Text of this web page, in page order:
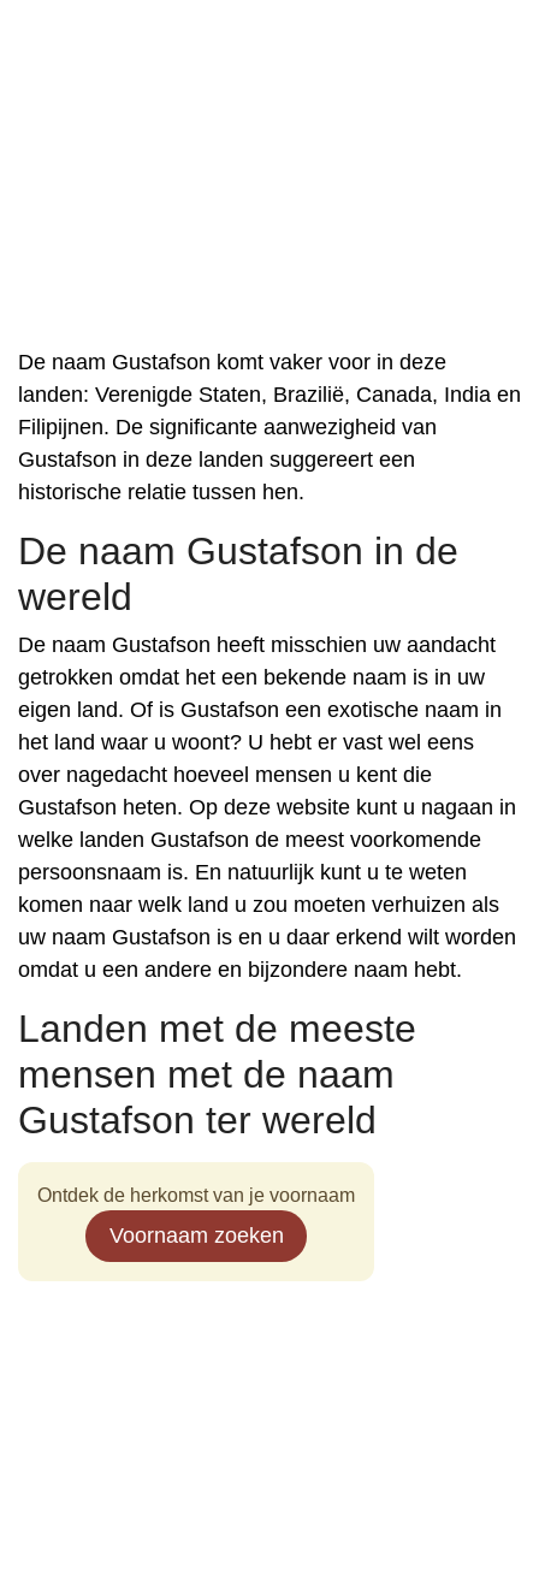
De naam Gustafson komt vaker voor in deze
landen: Verenigde Staten, Brazilië, Canada, India en
Filipijnen. De significante aanwezigheid van
Gustafson in deze landen suggereert een
historische relatie tussen hen.
De naam Gustafson in de
wereld
De naam Gustafson heeft misschien uw aandacht
getrokken omdat het een bekende naam is in uw
eigen land. Of is Gustafson een exotische naam in
het land waar u woont? U hebt er vast wel eens
over nagedacht hoeveel mensen u kent die
Gustafson heten. Op deze website kunt u nagaan in
welke landen Gustafson de meest voorkomende
persoonsnaam is. En natuurlijk kunt u te weten
komen naar welk land u zou moeten verhuizen als
uw naam Gustafson is en u daar erkend wilt worden
omdat u een andere en bijzondere naam hebt.
Landen met de meeste
mensen met de naam
Gustafson ter wereld
Ontdek de herkomst van je voornaam
Voornaam zoeken